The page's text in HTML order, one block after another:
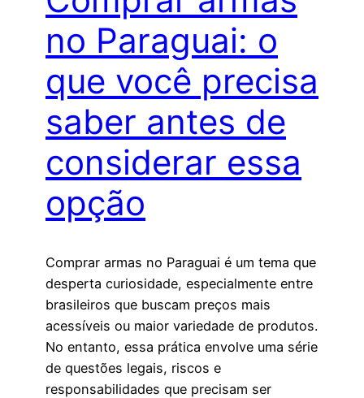
no Paraguai: o
que você precisa
saber antes de
considerar essa
opção
Comprar armas no Paraguai é um tema que
desperta curiosidade, especialmente entre
brasileiros que buscam preços mais
acessíveis ou maior variedade de produtos.
No entanto, essa prática envolve uma série
de questões legais, riscos e
responsabilidades que precisam ser